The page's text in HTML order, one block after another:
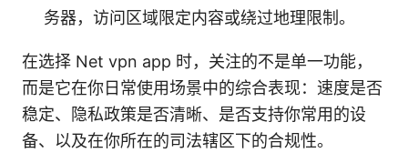
务器，访问区域限定内容或绕过地理限制。
在选择 Net vpn app 时，关注的不是单一功能，
而是它在你日常使用场景中的综合表现：速度是否
稳定、隐私政策是否清晰、是否支持你常用的设
备、以及在你所在的司法辖区下的合规性。